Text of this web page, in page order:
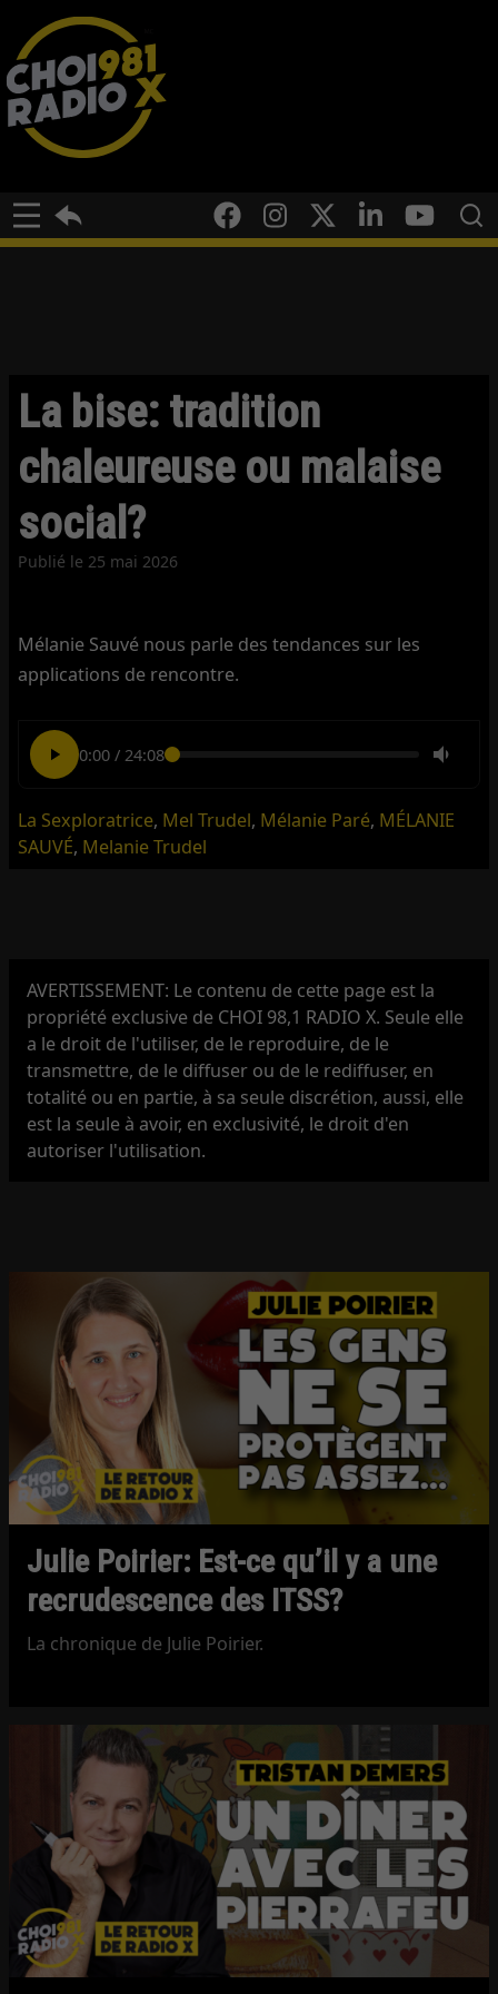
La bise: tradition
chaleureuse ou malaise
social?
Publié le 25 mai 2026
Mélanie Sauvé nous parle des tendances sur les
applications de rencontre.
0:00/ 24:08
La Sexploratrice, Mel Trudel, Mélanie Paré, MÉLANIE
SAUVÉ, Melanie Trudel
AVERTISSEMENT: Le contenu de cette page est la
propriété exclusive de CHOI 98,1 RADIO X. Seule elle
a le droit de l'utiliser, de le reproduire, de le
transmettre, de le diffuser ou de le rediffuser, en
totalité ou en partie, à sa seule discrétion, aussi, elle
est la seule à avoir, en exclusivité, le droit d'en
autoriser l'utilisation.
Julie Poirier: Est-ce qu’il y a une
recrudescence des ITSS?
La chronique de Julie Poirier.